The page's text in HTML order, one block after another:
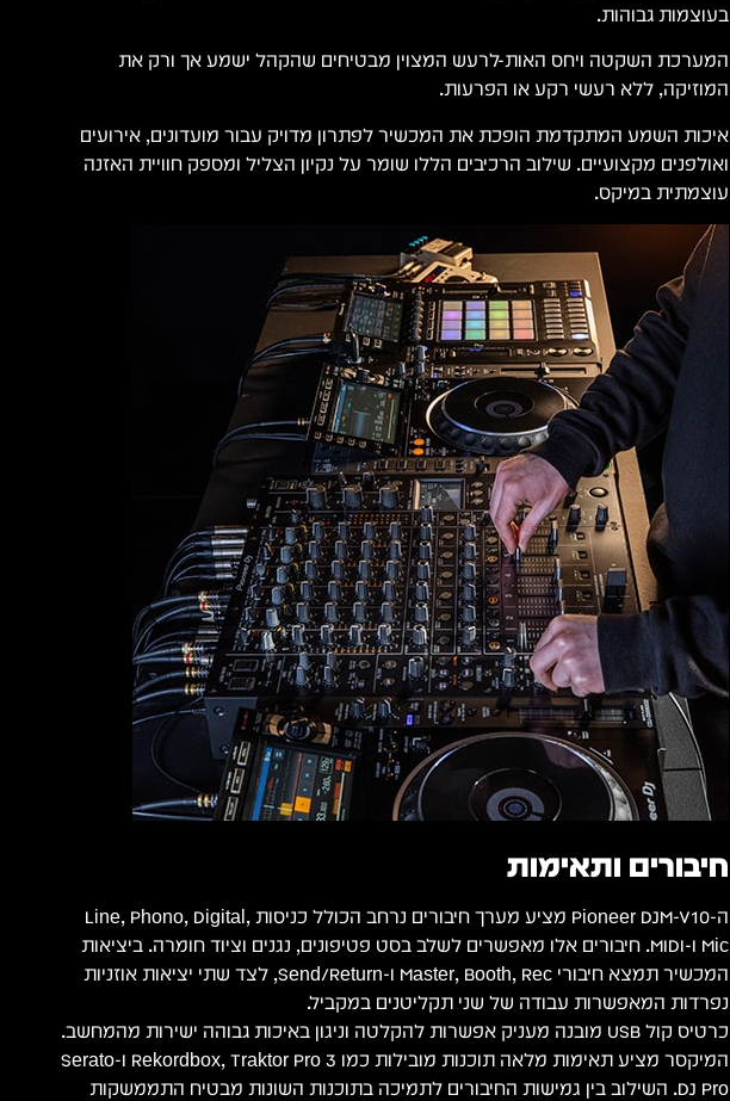
בעוצמות גבוהות.
המערכת השקטה ויחס האות-לרעש המצוין מבטיחים שהקהל ישמע אך ורק את
המוזיקה, ללא רעשי רקע או הפרעות.
איכות השמע המתקדמת הופכת את המכשיר לפתרון מדויק עבור מועדונים, אירועים
ואולפנים מקצועיים. שילוב הרכיבים הללו שומר על נקיון הצליל ומספק חוויית האזנה
עוצמתית במיקס.
חיבורים ותאימות
ה-Pioneer DJM-V10 מציע מערך חיבורים נרחב הכולל כניסות Line, Phono, Digital,
Mic ו-MIDI. חיבורים אלו מאפשרים לשלב בסט פטיפונים, נגנים וציוד חומרה. ביציאות
המכשיר תמצא חיבורי Master, Booth, Rec ו-Send/Return, לצד שתי יציאות אוזניות
נפרדות המאפשרות עבודה של שני תקליטנים במקביל.
כרטיס קול USB מובנה מעניק אפשרות להקלטה וניגון באיכות גבוהה ישירות מהמחשב.
המיקסר מציע תאימות מלאה תוכנות מובילות כמו Rekordbox, Traktor Pro 3 ו-Serato
DJ Pro. השילוב בין גמישות החיבורים לתמיכה בתוכנות השונות מבטיח התממשקות